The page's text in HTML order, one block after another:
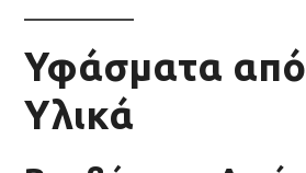
Υφάσματα
Υλικά